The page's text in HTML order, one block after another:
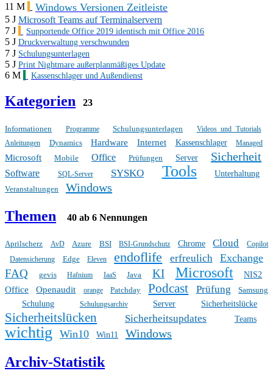
11 M Windows Versionen Zeitleiste
5 J Microsoft Teams auf Terminalservern
7 J
Supportende Office 2019 identisch mit Office 2016
5 J Druckverwaltung verschwunden
7 J Schulungsunterlagen
5 J Print Nightmare außerplanmäßiges Update
6 M Kassenschlager und Außendienst
Kategorien 23
Informationen Programme Schulungsunterlagen
Videos und Tutorials
Anleitungen
Dynamics Hardware Internet Kassenschlager Managed
Microsoft Mobile Office Prüfungen Server Sicherheit
Software SQL-Server SYSKO Tools
Unterhaltung
Veranstaltungen
Windows
Themen 40 ab 6 Nennungen
Aprilscherz AvD Azure BSI BSI-Grundschutz Chrome Cloud
Copilot
Datensicherung
Edge Eleven endoflife erfreulich Exchange
FAQ gevis Hafnium IaaS Java KI Microsoft NIS2
Office Openaudit orange Patchday Podcast Prüfung
Samsung
Schulung
Schulungsarchiv Server Sicherheitslücke
Sicherheitslücken Sicherheitsupdates Teams
wichtig Win10 Win11 Windows
Archiv-Statistik